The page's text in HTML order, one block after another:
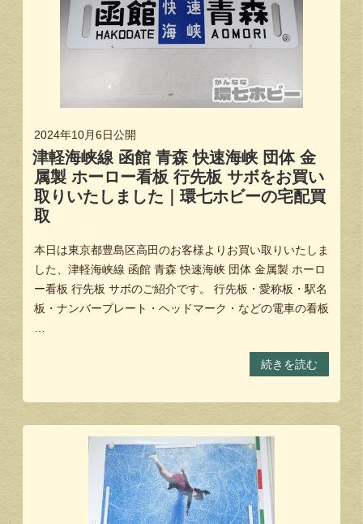
2024年10月6日公開
津軽海峡線 函館 青森 快速海峡 団体 金
属製 ホーロー看板 行先板 サボをお買い
取りいたしました｜環七ホビーの宅配買
取
本日は東京都豊島区高田のお客様よりお買い取りいたしま
した、津軽海峡線 函館 青森 快速海峡 団体 金属製 ホーロ
ー看板 行先板 サボのご紹介です。 行先板・愛称板・駅名
板・ナンバープレート・ヘッドマーク・などの電車の看板
…
続きを読む